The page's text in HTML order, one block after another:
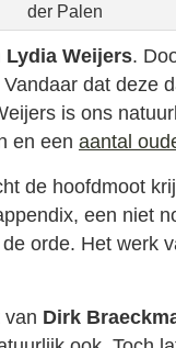
der Palen
Lydia Weijers.
dat deze
is ons
en een aantal
de hoofdmoot
een niet
orde. Het werk
van Dirk